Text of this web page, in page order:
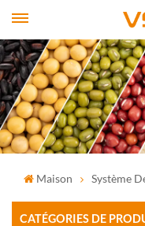
Maison Système
CATÉGORIES DE